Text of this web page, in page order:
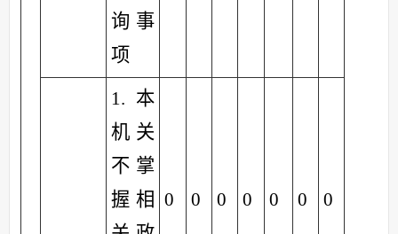
询事
项
1.本
机关
不掌
握相 0 0 0 0 0 0 0